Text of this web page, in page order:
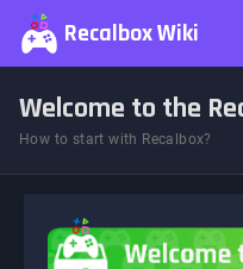
Recalbox Wiki
Welcome to the
How to start with Recalbox?